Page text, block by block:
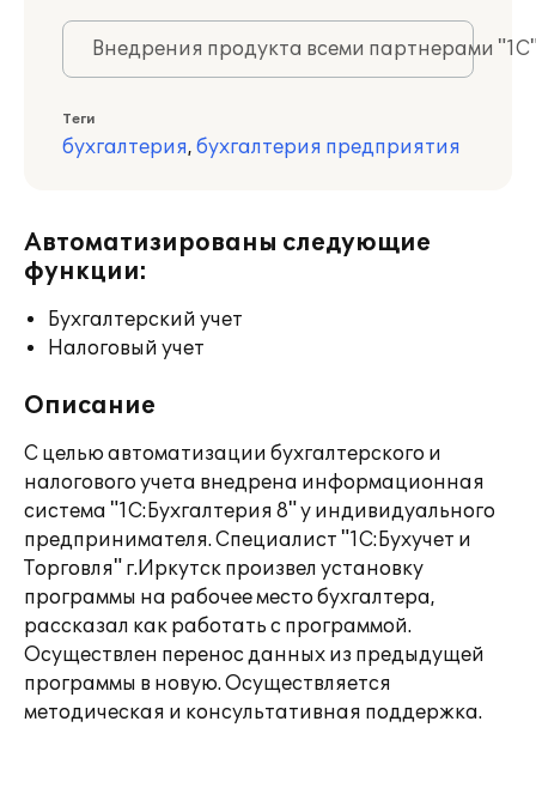
Внедрения продукта всеми партнерами
Теги
бухгалтерия, бухгалтерия предприятия
Автоматизированы следующие
функции:
Бухгалтерский учет
Налоговый учет
Описание
С целью автоматизации бухгалтерского и
налогового учета внедрена информационная
система "1С:Бухгалтерия 8" у индивидуального
предпринимателя. Специалист "1С:Бухучет и
Торговля" г.Иркутск произвел установку
программы на рабочее место бухгалтера,
рассказал как работать с программой.
Осуществлен перенос данных из предыдущей
программы в новую. Осуществляется
методическая и консультативная поддержка.